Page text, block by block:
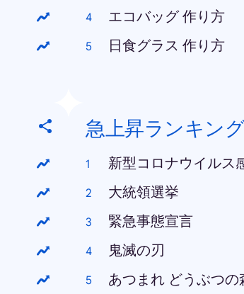
エコバッグ 作り方
日食グラス 作り方
急上昇ランキング
新型コロナウイルス
大統領選挙
緊急事態宣言
鬼滅の刃
あつまれ どうぶつの